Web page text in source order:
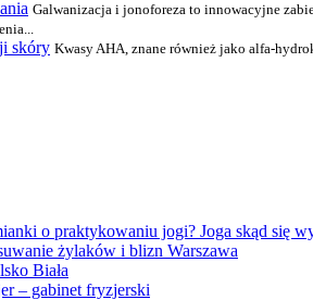
Galwanizacja i jonoforeza to innowacyjne
skóry Kwasy AHA, znane również jako alfa-
o praktykowaniu jogi? Joga skąd się
żylaków i blizn Warszawa
Biała
– gabinet fryzjerski